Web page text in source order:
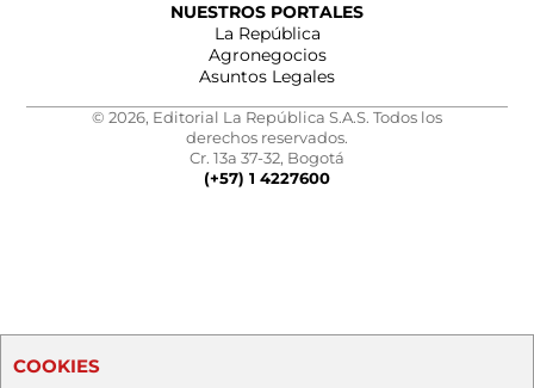
NUESTROS PORTALES
La República
Agronegocios
Asuntos Legales
© 2026, Editorial La República S.A.S. Todos los
derechos reservados.
Cr. 13a 37-32, Bogotá
(+57) 1 4227600
COOKIES